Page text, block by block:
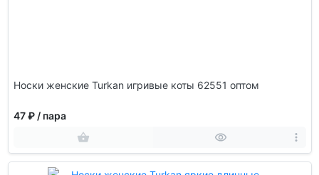
Носки женские Turkan игривые коты 62551 оптом
47 ₽ / пара